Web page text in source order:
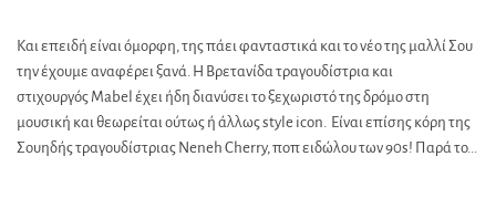
Και επειδή είναι όμορφη, της πάει φανταστικά και το νέο της μαλλί Σου
την έχουμε αναφέρει ξανά. Η Βρετανίδα τραγουδίστρια και
στιχουργός Mabel έχει ήδη διανύσει το ξεχωριστό της δρόμο στη
μουσική και θεωρείται ούτως ή άλλως style icon. Είναι επίσης κόρη της
Σουηδής τραγουδίστριας Neneh Cherry, ποπ ειδώλου των 90s! Παρά το...